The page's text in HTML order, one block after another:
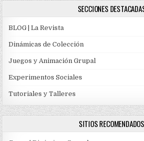
SECCIONES
BLOG | La Revista
Dinámicas de Colección
Juegos y Animación Grupal
Experimentos Sociales
Tutoriales y Talleres
SITIOS RECOMENDADOS